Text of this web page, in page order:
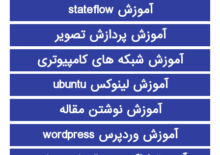
آموزش stateflow
آموزش پردازش تصویر
آموزش شبکه های کامپیوتری
آموزش لینوکس ubuntu
آموزش نوشتن مقاله
آموزش وردپرس wordpress